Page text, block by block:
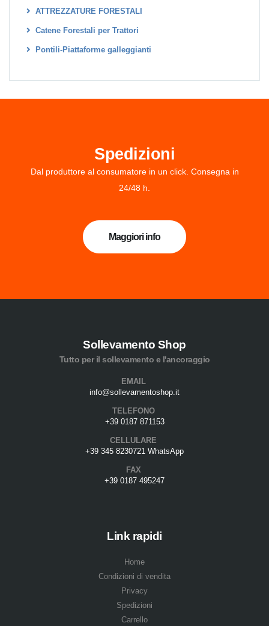
ATTREZZATURE FORESTALI
Catene Forestali per Trattori
Pontili-Piattaforme galleggianti
Spedizioni
Dal produttore al consumatore in un click. Consegna in
24/48 h.
Maggiori info
Sollevamento Shop
Tutto per il sollevamento e l'ancoraggio
EMAIL
info@sollevamentoshop.it
TELEFONO
+39 0187 871153
CELLULARE
+39 345 8230721 WhatsApp
FAX
+39 0187 495247
Link rapidi
Home
Condizioni di vendita
Privacy
Spedizioni
Carrello